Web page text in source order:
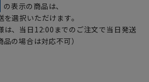
の表示の商品は、
選択いただけます。
は、当日12:00までのご注文で当日発送
の場合は対応不可）